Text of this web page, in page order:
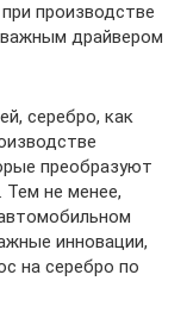
производстве
драйвером
серебро, как
преобразуют
Тем не менее,
инновации,
на серебро по